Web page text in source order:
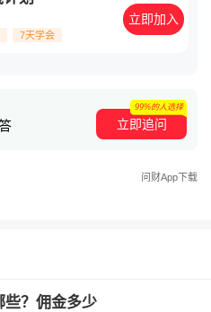
7天学会
立即加入
立即追问
99%的人选择
问财App下载
些？佣金多少